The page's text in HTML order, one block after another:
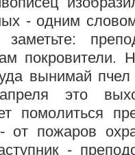
- одним
заметьте:
покровители.
вынимай
это
помолиться
от пожаров
-